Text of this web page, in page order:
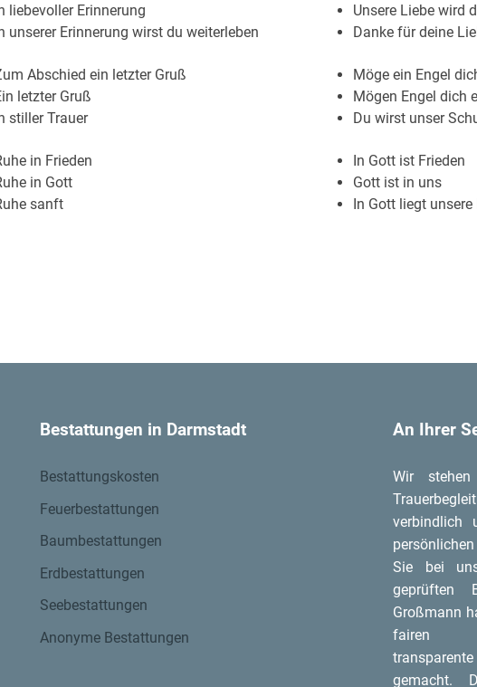
liebevoller Erinnerung
unserer Erinnerung wirst du weiterleben
Unsere Liebe wird
Danke für deine
Abschied ein letzter Gruß
letzter Gruß
stiller Trauer
Möge ein Engel
Mögen Engel dich
Du wirst unser
in Frieden
in Gott
sanft
In Gott ist Frieden
Gott ist in uns
In Gott liegt
Bestattungen in Darmstadt
Bestattungskosten
Feuerbestattungen
Baumbestattungen
Erdbestattungen
Seebestattungen
Anonyme Bestattungen
An Ihrer
Wir
verbindlich
Sie bei
geprüften
Großmann
fairen
gemacht.